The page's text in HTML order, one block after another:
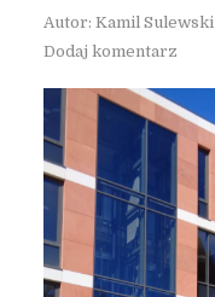
Autor: Kamil Sulewski
Dodaj komentarz